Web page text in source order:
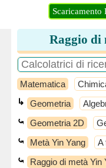
Scaricamento
Raggio di
Matematica
↳ Geometria
⤿ Geometria 2D
⤿ Metà Yin Yang A
⤿ Raggio di metà Yin